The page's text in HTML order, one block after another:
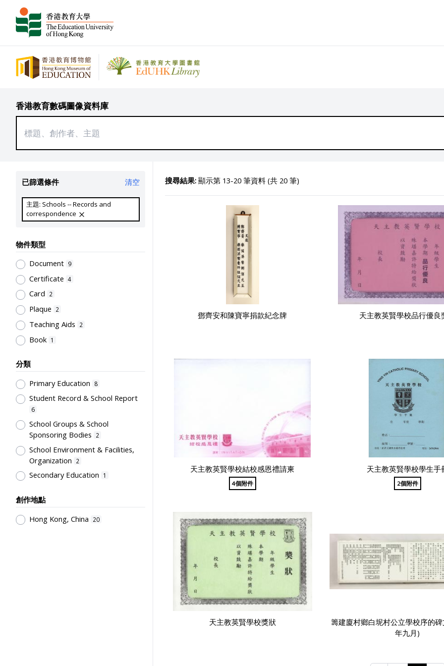
香港教育數碼圖像資料庫
已篩選條件 清空
主題: Schools -- Records and
correspondence
物件類型
Document 9
Certificate 4
Card 2
Plaque 2
Teaching Aids 2
Book 1
分類
Primary Education
8
Student Record & School Report
6
School Groups & School
Sponsoring Bodies
2
School Environment & Facilities,
Organization
2
Secondary Education 1
創作地點
Hong Kong, China
20
搜尋結果:顯示第 13-20 筆資料 (共 20 筆)
鄧齊安和陳寶寧捐款紀念牌 天主教英賢學校品行優良
天主教英賢學校結校感恩禮請柬
4個附件
天主教英賢學校學生手
2個附件
天主教英賢學校獎狀
籌建廈村鄉白坭村公立學校序的
年九月)